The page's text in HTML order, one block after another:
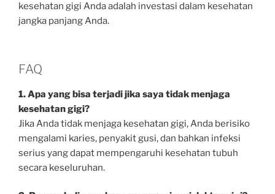
kesehatan gigi Anda adalah investasi dalam kesehatan
jangka panjang Anda.
FAQ
1. Apa yang bisa terjadi jika saya tidak menjaga
kesehatan gigi?
Jika Anda tidak menjaga kesehatan gigi, Anda berisiko
mengalami karies, penyakit gusi, dan bahkan infeksi
serius yang dapat mempengaruhi kesehatan tubuh
secara keseluruhan.